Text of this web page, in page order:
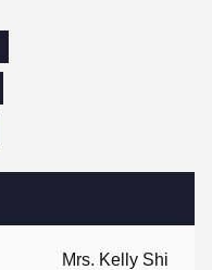
Mrs. Kelly Shi